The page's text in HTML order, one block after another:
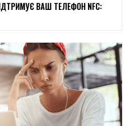
ВАШ ТЕЛЕФОН NFC: